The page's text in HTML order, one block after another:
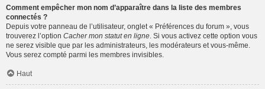
Comment empêcher mon nom d’apparaître dans la liste des membres
connectés ?
Depuis votre panneau de l’utilisateur, onglet « Préférences du forum », vous
trouverez l’option Cacher mon statut en ligne. Si vous activez cette option vous
ne serez visible que par les administrateurs, les modérateurs et vous-même.
Vous serez compté parmi les membres invisibles.
Haut